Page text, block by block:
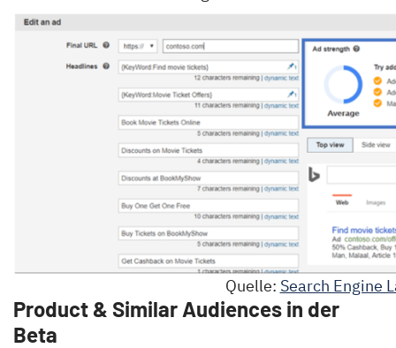
Quelle: Search Engine
Product & Similar Audiences in der
Beta